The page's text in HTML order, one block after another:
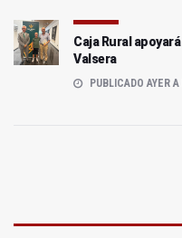
Caja Rural
Valsera
PUBLICADO AYER